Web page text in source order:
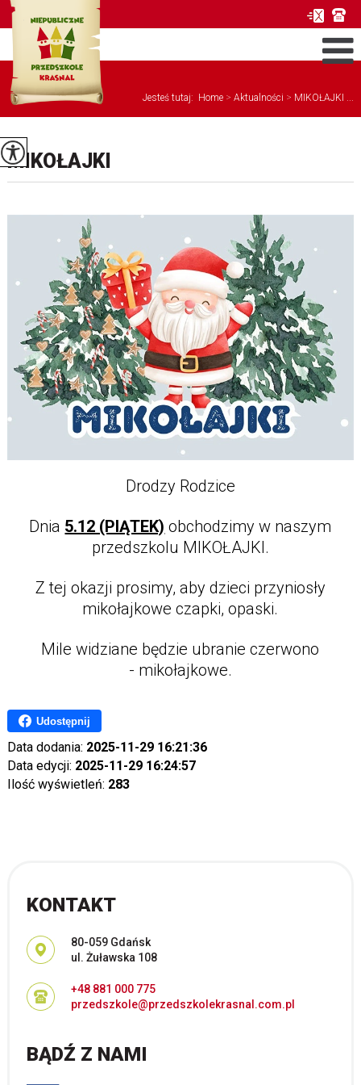
Jesteś tutaj: Home > Aktualności > MIKOŁAJKI ...
MIKOŁAJKI
Drodzy Rodzice
Dnia 5.12 (PIĄTEK) obchodzimy w naszym
przedszkolu MIKOŁAJKI.
Z tej okazji prosimy, aby dzieci przyniosły
mikołajkowe czapki, opaski.
Mile widziane będzie ubranie czerwono
- mikołajkowe.
Udostępnij
Data dodania: 2025-11-29 16:21:36
Data edycji: 2025-11-29 16:24:57
Ilość wyświetleń: 283
KONTAKT
Adres pocztowy:
80-059 Gdańsk
ul. Żuławska 108
+48 881 000 775
przedszkole@przedszkolekrasnal.com.pl
BĄDŹ Z NAMI